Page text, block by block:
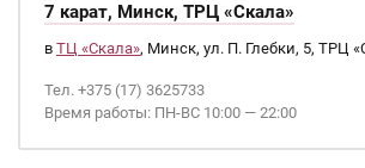
7 карат, Минск, ТРЦ «Скала»
в ТЦ «Скала», Минск, ул. П. Глебки, 5, ТРЦ
Тел. +375 (17) 3625733
Время работы: ПН-ВС 10:00 — 22:00